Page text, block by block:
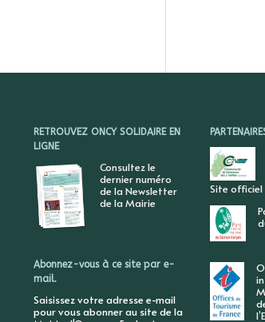
RETROUVEZ ONCY SOLIDAIRE EN
LIGNE
Consultez le
dernier numéro
de la Newsletter
de la Mairie
Abonnez-vous à ce site par e-
mail.
Saisissez votre adresse e-mail
pour vous abonner au site de la
Site officiel